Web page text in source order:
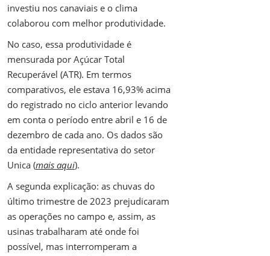
investiu nos canaviais e o clima
colaborou com melhor produtividade.
No caso, essa produtividade é
mensurada por Açúcar Total
Recuperável (ATR). Em termos
comparativos, ele estava 16,93% acima
do registrado no ciclo anterior levando
em conta o período entre abril e 16 de
dezembro de cada ano. Os dados são
da entidade representativa do setor
Unica (mais aqui).
A segunda explicação: as chuvas do
último trimestre de 2023 prejudicaram
as operações no campo e, assim, as
usinas trabalharam até onde foi
possível, mas interromperam a